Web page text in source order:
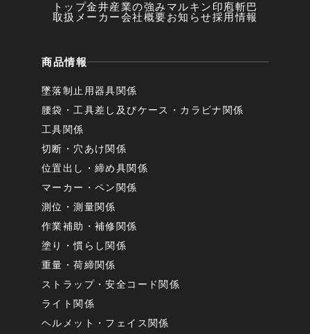
トップ金井産業の強み マルキン印 庖斬巴
取扱メーカー会社概要お知らせ採用情報
商品情報
墜落制止用器具関係
腰袋・工具差し及びケース・カラビナ関係
工具関係
切断・穴あけ関係
位置出し・締め具関係
マーカー・ペン関係
測位・測量関係
作業補助・補修関係
塗り・慣らし関係
重量・荷締関係
ストラップ・安全コード関係
ライト関係
ヘルメット・フェイス関係